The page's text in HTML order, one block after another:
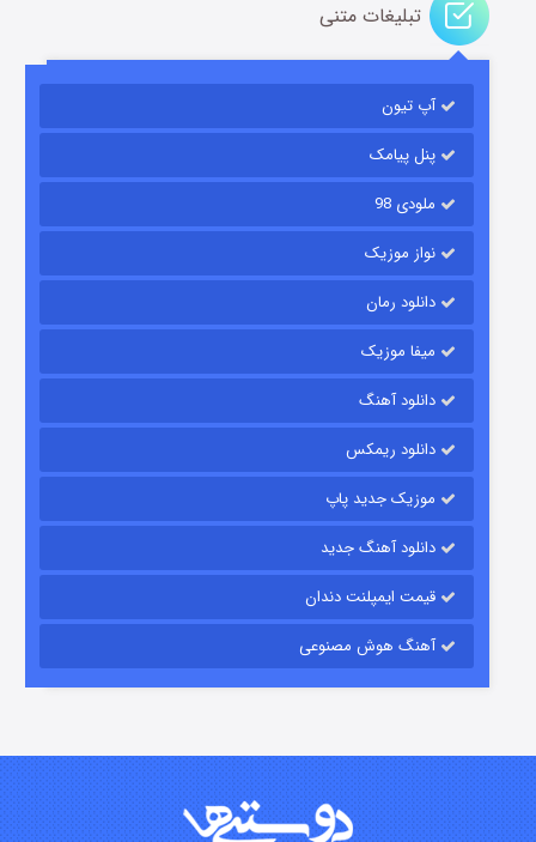
باب اسفنجی فصل ۱۷
قسمت
قسمت۱۵ (دوبله) منتشر شد
تبلیغات متنی
آپ تیون
پنل پیامک
ملودی 98
نواز موزیک
دانلود رمان
میفا موزیک
دانلود آهنگ
دانلود ریمکس
موزیک جدید پاپ
دانلود آهنگ جدید
قیمت ایمپلنت دندان
آهنگ هوش مصنوعی